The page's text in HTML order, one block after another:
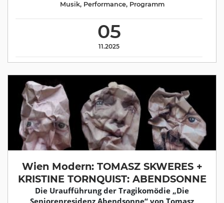
05
11.2025
Musik, Performance, Programm
Wien Modern: TOMASZ SKWERES +
KRISTINE TORNQUIST: ABENDSONNE
Die Uraufführung der Tragikomödie „Die